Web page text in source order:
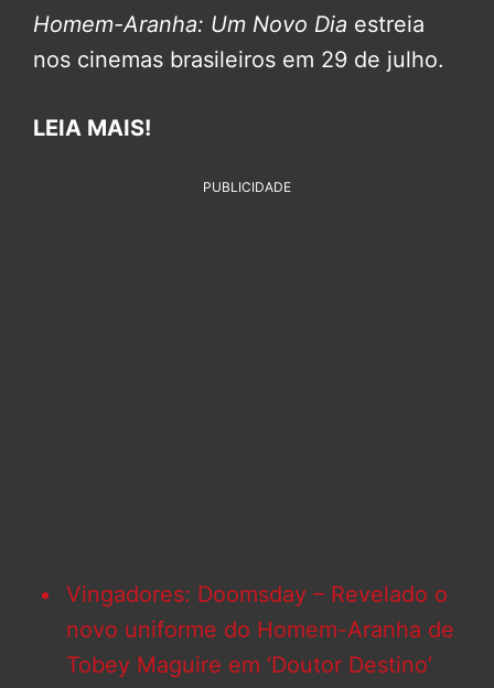
Homem-Aranha: Um Novo Dia estreia
nos cinemas brasileiros em 29 de julho.
LEIA MAIS!
PUBLICIDADE
Vingadores: Doomsday – Revelado o
novo uniforme do Homem-Aranha de
Tobey Maguire em ‘Doutor Destino’